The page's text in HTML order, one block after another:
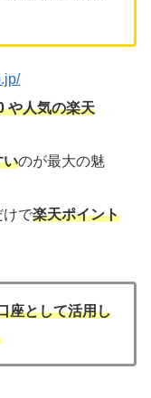
や人気の楽天
いのが最大の魅
けで楽天ポイント
座として活用し